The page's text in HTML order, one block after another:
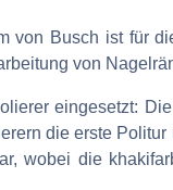
von Busch ist für
von
eingesetzt:
die erste
wobei die